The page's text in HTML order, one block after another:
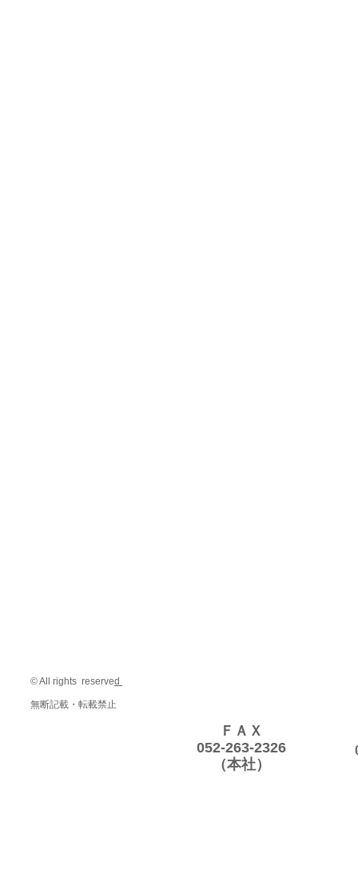
© All rights reserved
無断記載・転載禁止
ＦＡＸ
052-263-2326
（本社）